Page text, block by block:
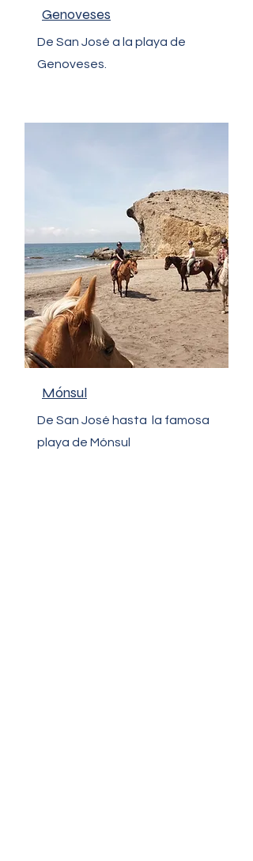
Genoveses
De San José a la playa de
Genoveses.
Mónsul
De San José hasta la famosa
playa de Mónsul